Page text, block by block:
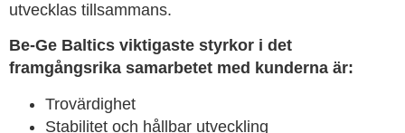
utvecklas tillsammans.
Be-Ge Baltics viktigaste styrkor i det
framgångsrika samarbetet med kunderna är:
Trovärdighet
Stabilitet och hållbar utveckling